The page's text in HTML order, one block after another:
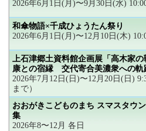
2026年6月1日(月)〜9月30日(水)
和傘物語×千成ひょうたん祭り
2026年6月1日(月)〜12月10日(木)
上石津郷土資料館企画展「高木家
康との宿縁 交代寄合美濃衆への軌
2026年7月12日(日)〜12月20日(日)
まで）
おおがきこどものまち スマスタウ
集
2026年8〜12月 各日